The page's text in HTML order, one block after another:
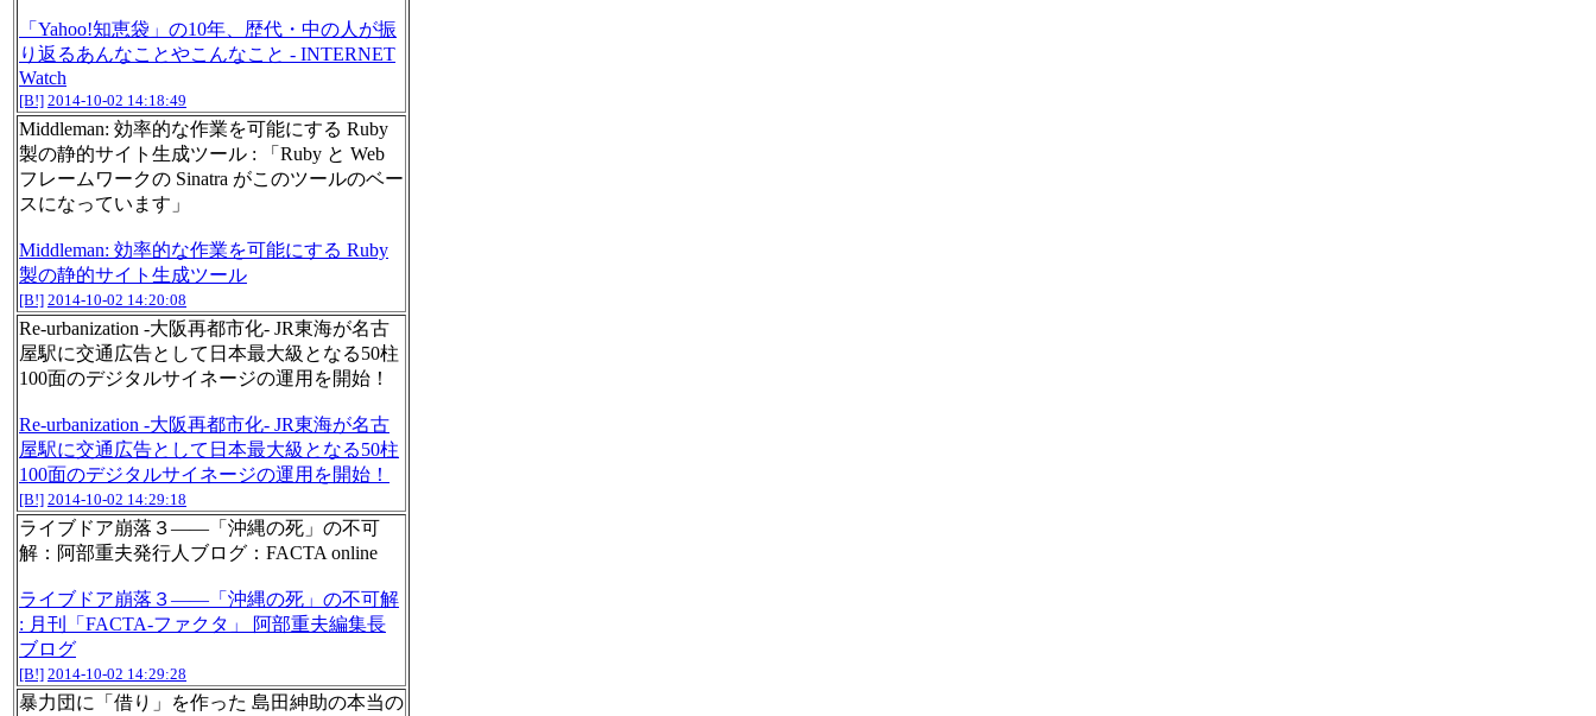
「Yahoo!知恵袋」の10年、歴代・中の人が振
り返るあんなことやこんなこと - INTERNET
Watch
[B!] 2014-10-02 14:18:49
Middleman: 効率的な作業を可能にする Ruby
製の静的サイト生成ツール : 「Ruby と Web
フレームワークの Sinatra がこのツールのベー
スになっています」
Middleman: 効率的な作業を可能にする Ruby
製の静的サイト生成ツール
[B!] 2014-10-02 14:20:08
Re-urbanization -大阪再都市化- JR東海が名古
屋駅に交通広告として日本最大級となる50柱
100面のデジタルサイネージの運用を開始！
Re-urbanization -大阪再都市化- JR東海が名古
屋駅に交通広告として日本最大級となる50柱
100面のデジタルサイネージの運用を開始！
[B!] 2014-10-02 14:29:18
ライブドア崩落３――「沖縄の死」の不可
解：阿部重夫発行人ブログ：FACTA online
ライブドア崩落３――「沖縄の死」の不可解
: 月刊「FACTA-ファクタ」 阿部重夫編集長
ブログ
[B!] 2014-10-02 14:29:28
暴力団に「借り」を作った 島田紳助の本当の